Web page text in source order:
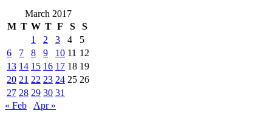
March 2017
M T W T F S
S
1
2 3 4
5
6
7 8 9 10 11 12
13 14 15 16 17 18 19
20 21 22 23 24 25 26
27 28 29 30 31
« Feb
Apr »